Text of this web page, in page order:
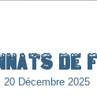
de
20 Décembre 2025